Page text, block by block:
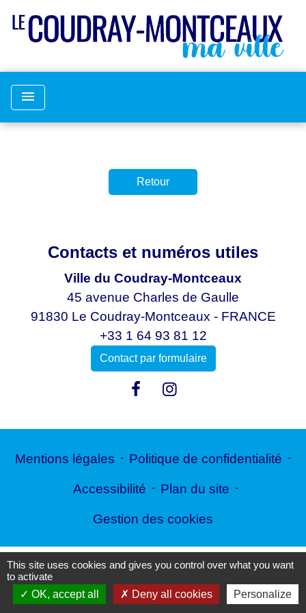
menu
Retour
Contacts et numéros utiles
Ville du Coudray-Montceaux
45 avenue Charles de Gaulle
91830 Le Coudray-Montceaux - FRANCE
+33 1 64 93 81 12
Contact par formulaire
Mentions légales - Politique de confidentialité -
Accessibilité - Plan du site -
Gestion des cookies
Site créé en partenariat avec Réseau des Communes
This site uses cookies and gives you control over what you want
to activate
OK, accept all
Deny all cookies Personalize